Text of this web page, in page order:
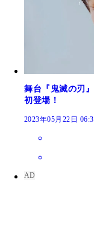
舞台『鬼滅の刃
初登場！
2023年05月22日